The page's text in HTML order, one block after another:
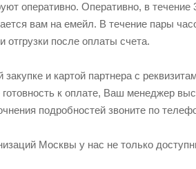
оперативно. Оперативно, в течение
вам на емейл. В течение пары
отгрузки после оплаты счета.
закупке и картой партнера с
к оплате, Ваш менеджер
подробностей звоните по
Москвы у нас не только